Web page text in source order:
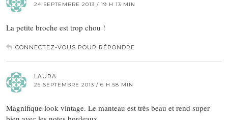
24 SEPTEMBRE 2013 / 19 H 13 MIN
La petite broche est trop chou !
CONNECTEZ-VOUS POUR RÉPONDRE
LAURA
25 SEPTEMBRE 2013 / 6 H 58 MIN
Magnifique look vintage. Le manteau est très beau et rend super